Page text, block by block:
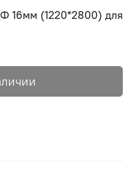
16мм (1220*2800) для